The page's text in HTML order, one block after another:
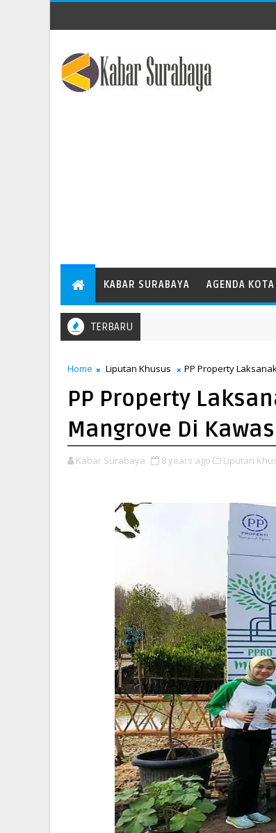
KABAR SURABAYA AGENDA KOTA
TERBARU
Home Liputan Khusus PP Property
PP Property
Mangrove Di
Kabar Surabaya 8 years ago Liputan